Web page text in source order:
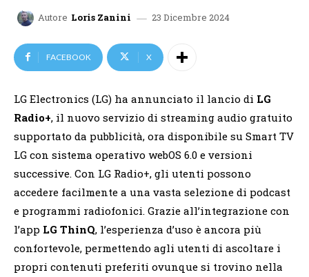
Autore Loris Zanini 23 Dicembre 2024
FACEBOOK X
LG Electronics (LG) ha annunciato il lancio di LG
Radio+, il nuovo servizio di streaming audio gratuito
supportato da pubblicità, ora disponibile su Smart TV
LG con sistema operativo webOS 6.0 e versioni
successive. Con LG Radio+, gli utenti possono
accedere facilmente a una vasta selezione di podcast
e programmi radiofonici. Grazie all’integrazione con
l’app LG ThinQ, l’esperienza d’uso è ancora più
confortevole, permettendo agli utenti di ascoltare i
propri contenuti preferiti ovunque si trovino nella